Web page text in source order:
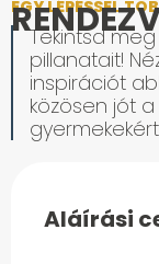
EGY LÉPÉSSEL
Tekintsd
pillanatait!
inspirációt
közösen jót
Aláírási